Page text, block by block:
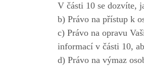
V části 10 se dozvíte,
b) Právo na přístup k
c) Právo na opravu
informací v části 10,
d) Právo na výmaz